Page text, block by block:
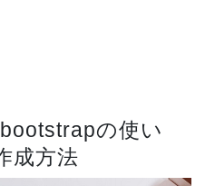
の使い
成方法